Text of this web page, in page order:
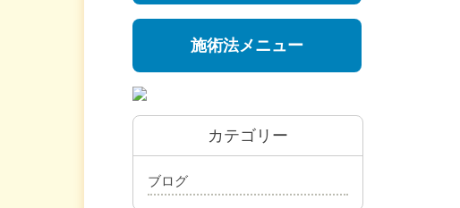
施術法メニュー
カテゴリー
ブログ